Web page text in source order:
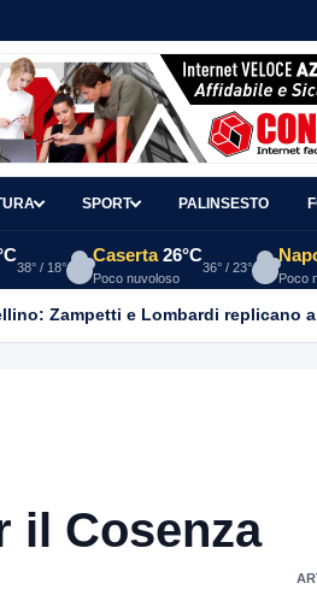
SPORT PALINSESTO
38° / 18°
Caserta 26°C
Poco nuvoloso
36° / 23°
Poco
Zampetti e Lombardi replicano
il Cosenza